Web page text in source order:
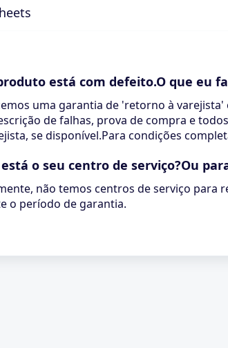
está com defeito.O que eu
uma garantia de 'retorno à
de falhas, prova de compra e
se disponível.Para condições
o seu centro de serviço?Ou
não temos centros de serviço
o período de garantia.